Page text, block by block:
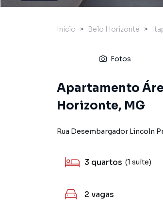
Início Belo Horizonte
Fotos
Apartamento
Horizonte, MG
Rua Desembargador Lincoln
3 quartos (1 suíte)
2 vagas